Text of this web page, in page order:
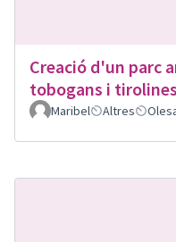
Creació d'un parc
tobogans i tirolines
Maribel Altres